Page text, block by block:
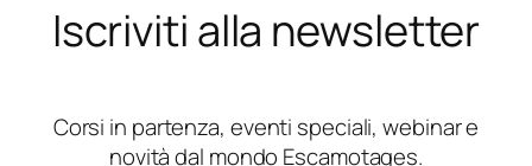
Iscriviti alla newsletter
Corsi in partenza, eventi speciali, webinar e
novità dal mondo Escamotages.